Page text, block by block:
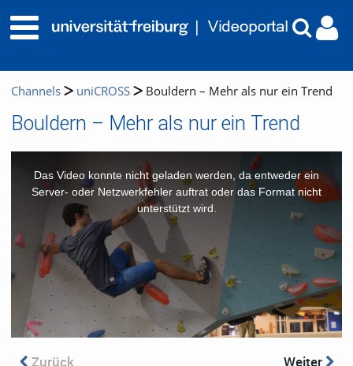
Channels uniCROSS Bouldern – Mehr als nur ein Trend
Bouldern – Mehr als nur ein Trend
window.
Das Video konnte nicht geladen werden, da entweder ein
Server- oder Netzwerkfehler auftrat oder das Format nicht
unterstützt wird.
Zurück Weiter